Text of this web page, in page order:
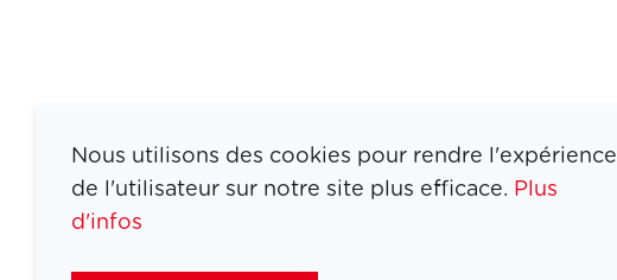
Nous utilisons des cookies pour rendre l'expérience
de l'utilisateur sur notre site plus efficace. Plus
d'infos